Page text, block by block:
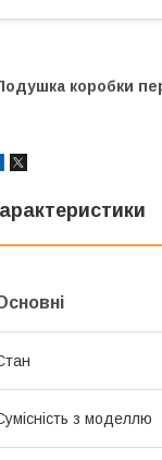
коробки
з моделлю